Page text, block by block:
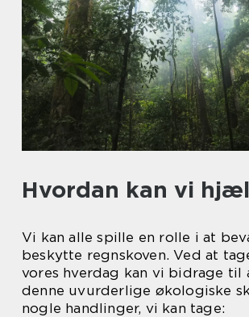
Hvordan kan vi
Vi kan alle spille en rolle i at
beskytte regnskoven. Ved at
vores hverdag kan vi bidrage til
denne uvurderlige økologiske
nogle handlinger, vi kan tage: